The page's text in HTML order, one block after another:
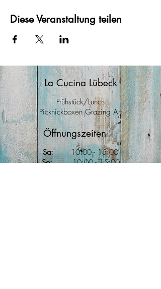
Diese Veranstaltung teilen
La Cucina Lübeck
Frühstück/Lunch
Picknickboxen Grazing Art
Öffnungszeiten
Sa:10:00- 15:00
So:10:00 - 15:00